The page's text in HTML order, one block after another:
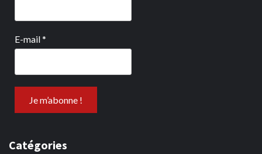
E-mail*
Catégories